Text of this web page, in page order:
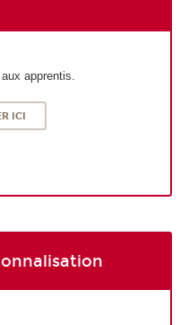
apprentis.
ICI